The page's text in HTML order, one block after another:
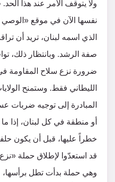
ولا يتوقف الأمر عند هذا الحد.
نفسها الآن في موقع «الوصي
الذي اسمه لبنان، تريد أن
صفة الرشد. وبانتظار ذلك،
ضرورة نزع سلاح المقاومة
الليطاني فقط. وستمنح
المبادرة إلى توجيه
أو منطقة في كل لبنان، إذا
خطراً عليها، قبل أن يكون
قد استعدّوا لإطلاق حملة
وهي حملة بدأت تطل برأسها،